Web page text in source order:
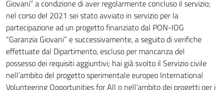
Giovani” a condizione di aver regolarmente concluso il servizio;
nel corso del 2021 sei stato avviato in servizio per la
partecipazione ad un progetto finanziato dal PON-IOG
“Garanzia Giovani” e successivamente, a seguito di verifiche
effettuate dal Dipartimento, escluso per mancanza del
possesso dei requisiti aggiuntivi; hai già svolto il Servizio civile
nell’ambito del progetto sperimentale europeo International
Volunteering Opportunities for All o nell’ambito dei progetti per i